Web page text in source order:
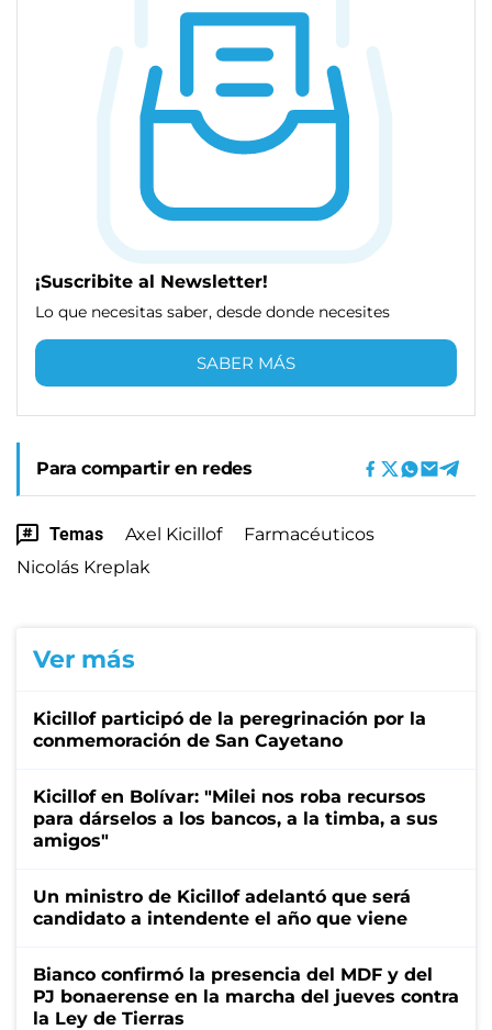
¡Suscribite al Newsletter!
Lo que necesitas saber, desde donde necesites
SABER MÁS
Para compartir en redes
Temas Axel Kicillof
Farmacéuticos
Nicolás Kreplak
Ver más
Kicillof participó de la peregrinación por la
conmemoración de San Cayetano
Kicillof en Bolívar: "Milei nos roba recursos
para dárselos a los bancos, a la timba, a sus
amigos"
Un ministro de Kicillof adelantó que será
candidato a intendente el año que viene
Bianco confirmó la presencia del MDF y del
PJ bonaerense en la marcha del jueves contra
la Ley de Tierras